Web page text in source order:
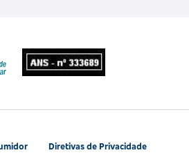
Diretivas de Privacidade